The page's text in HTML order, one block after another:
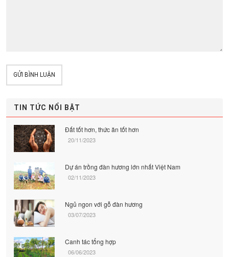
GỬI BÌNH LUẬN
TIN TỨC NỔI BẬT
Đất tốt hơn, thức ăn tốt hơn
20/11/2023
Dự án trồng đàn hương lớn nhất Việt Nam
02/11/2023
Ngủ ngon với gỗ đàn hương
03/07/2023
Canh tác tổng hợp
06/06/2023